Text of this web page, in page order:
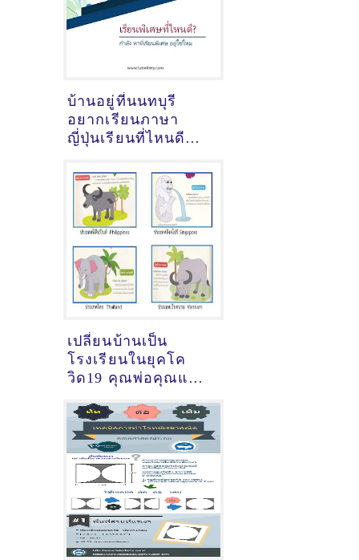
บ้านอยู่ที่นนทบุรี
อยากเรียนภาษา
ญี่ปุ่นเรียนที่ไหนดี
เปลี่ยนบ้านเป็น
โรงเรียนในยุคโค
วิด19 คุณพ่อคุณแม่
และการจัดกิจกรรม
น้องอนุบาล 3 ขวบกัน
(เทอม 1)